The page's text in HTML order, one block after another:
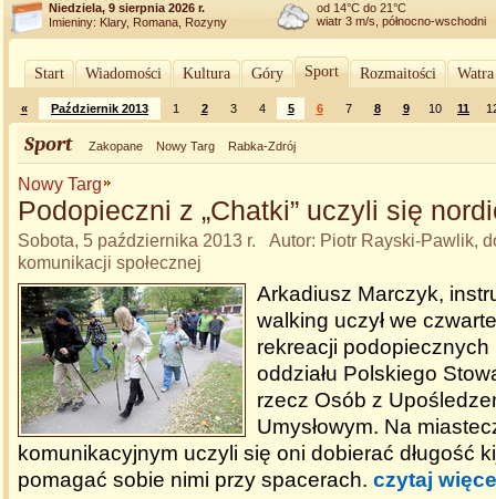
Niedziela, 9 sierpnia 2026 r.
Imieniny: Klary, Romana, Rozyny
od 14°C do 21°C
wiatr 3 m/s, północno-wschodni
Start Wiadomości Kultura Góry Sport Rozmaitości
« Październik 2013 1 2 3 4 5 6 7 8 9 10 11
Sport Zakopane Nowy Targ Rabka-Zdrój
Nowy Targ
Podopieczni z „Chatki” uczyli się
Sobota, 5 października 2013 r. Autor: Piotr Rayski-Pawlik,
komunikacji społecznej
Arkadiusz Marczyk,
walking uczył we
rekreacji
oddziału Polskiego
rzecz Osób z
Umysłowym. Na
komunikacyjnym uczyli się oni dobierać długość
pomagać sobie nimi przy spacerach. czytaj